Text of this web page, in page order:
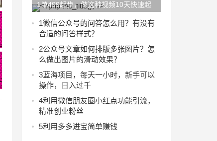
1单499起步，做这种视频10天快速起
号日搞2000+？「软件+教程」
1微信公众号的问答怎么用？有没有
合适的问答样式？
2公众号文章如何排版多张图片？怎
么做出图片的滑动效果？
3蓝海项目，每天一小时，新手可以
操作，日入过千
4利用微信朋友圈小红点功能引流，
精准创业粉丝
5利用多多进宝简单赚钱